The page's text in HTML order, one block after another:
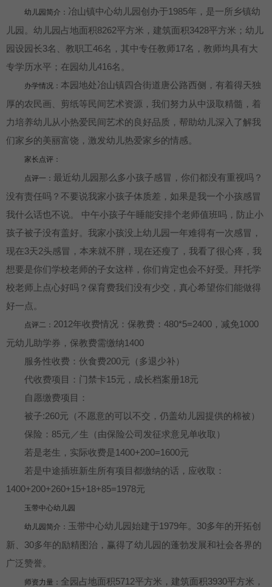
幼儿园简介： 冶山镇中心幼儿园创办于1985年，是一所乡镇幼
儿园。幼儿园占地面积8262平方米，建筑面积3428平方米；幼儿
园设园长3名、教职工46名，其中专任教师17名，教师均具有大
专学历水平；在园幼儿416名。
办学情况： 本园地处冶山镇四合街道唐公路西侧，有着得天独
厚的农民画、剪纸等民间艺术资源，我们努力从中汲取精髓，着
力培养幼儿从小热爱民间艺术的良好品质，帮助幼儿深入了解我
们家乡的美丽富饶，激发幼儿热爱家乡的情感。
家长点评：
点评一： 最近幼儿园那么多小孩子感冒，你们都没有重视吗？
没有责任吗？不要说我家小孩子体质差，如果是我一个小孩感冒
我什么话也不说。 中午小孩子午睡能安排个老师值班吗，防止小
孩子被子没有盖好。我家小孩没上幼儿园一年难得有一次感冒，
现在3天2头感冒，本来就不胖，现在还瘦了，我看了很心疼，我
想要是你们学校老师的子女这样，你们肯定也会不好受。拜托学
校老师上点心好吗？保育费我们没有少交，真心希望你们能做得
好一点。
点评二： 2012年收费情况：保教费：480*5=2400，减免1000
元幼儿助学券，保教费需缴纳1400
服务性收费：伙食费200元（多退少补）
代收费项目：门禁卡15元，成长档案册18元
自愿缴费项目：
被子:260元（不愿意的可以不交，仍盖幼儿园提供的棉被）
保险：85元／生（由保险公司发征求意见单收取）
若是老生，实际收费是1400+200=1600元
若是中途插班新生所有项目都缴纳的话，应收取：
1400+200+260+15+18+85=1978元
玉带中心幼儿园
幼儿园简介： 玉带中心幼儿园始建于1979年。30多年的开拓创
新、30多年的励精图治，赢得了幼儿园的蓬勃发展和社会各界的
广泛赞誉。
师资力量： 全园占地面积5712平方米，建筑面积3930平方米，